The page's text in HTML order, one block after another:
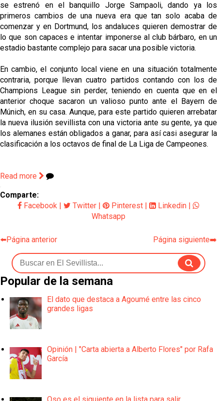
se estrenó en el banquillo Jorge Sampaoli, dando ya los
primeros cambios de una nueva era que tan solo acaba de
comenzar y en Dortmund, los andaluces quieren demostrar de
lo que son capaces e intentar imponerse al club bárbaro, en un
estadio bastante complejo para sacar una posible victoria.
En cambio, el conjunto local viene en una situación totalmente
contraria, porque llevan cuatro partidos contando con los de
Champions League sin perder, teniendo en cuenta que en el
anterior choque sacaron un valioso punto ante el Bayern de
Múnich, en su casa. Aunque, para este partido quieren arrebatar
la nueva ilusión sevillista con una victoria ante su gente, ya que
los alemanes están obligados a ganar, para así casi asegurar la
clasificación a los octavos de final de La Liga de Campeones.
Read more
Comparte:
Facebook
Twitter Pinterest Linkedin
Whatsapp
⬅️Página anterior Página siguiente➡️
Popular de la semana
El dato que destaca a Agoumé entre las cinco
grandes ligas
Opinión | "Carta abierta a Alberto Flores" por Rafa
García